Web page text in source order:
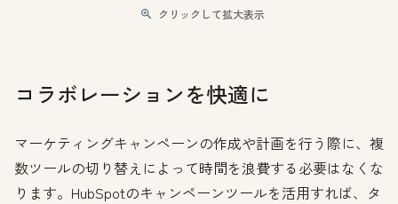
クリックして拡大表示
コラボレーションを快適に
マーケティングキャンペーンの作成や計画を行う際に、複
数ツールの切り替えによって時間を浪費する必要はなくな
ります。HubSpotのキャンペーンツールを活用すれば、タ